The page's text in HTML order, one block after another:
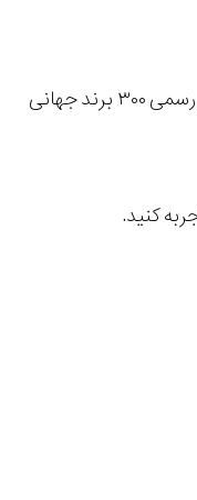
با بیش از ۱۵ سال سابقه فروش ساعت و نمایندگی رسمی ۳۰۰ برند جهانی
کنید.